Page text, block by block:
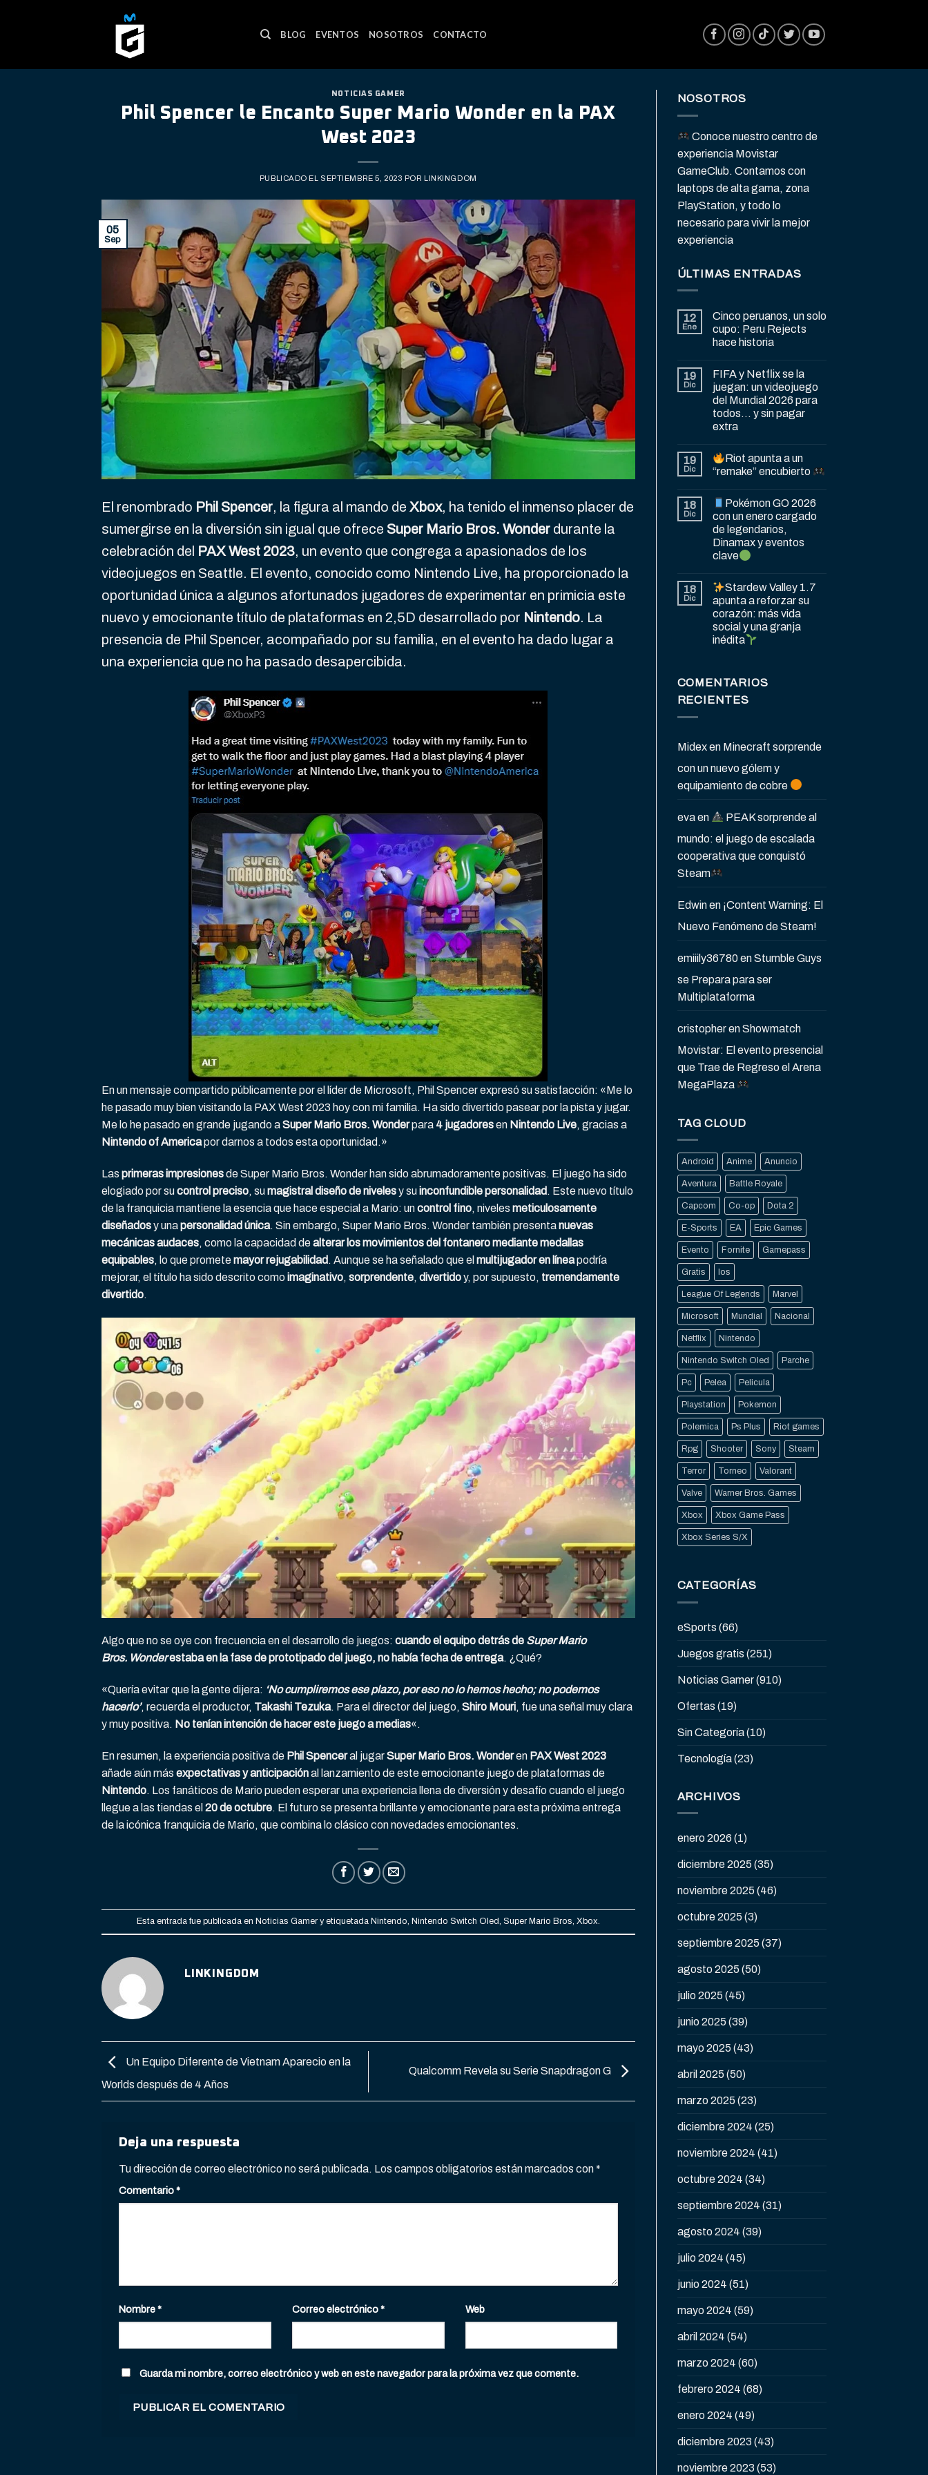
BLOG EVENTOS NOSOTROS CONTACTO
NOTICIAS GAMER
Phil Spencer le Encanto Super Mario Wonder en la PAX
West 2023
PUBLICADO EL SEPTIEMBRE 5, 2023 POR LINKINGDOM
05
Sep
El renombrado Phil Spencer, la figura al mando de Xbox, ha tenido el inmenso placer de
sumergirse en la diversión sin igual que ofrece Super Mario Bros. Wonder durante la
celebración del PAX West 2023, un evento que congrega a apasionados de los
videojuegos en Seattle. El evento, conocido como Nintendo Live, ha proporcionado la
oportunidad única a algunos afortunados jugadores de experimentar en primicia este
nuevo y emocionante título de plataformas en 2,5D desarrollado por Nintendo. La
presencia de Phil Spencer, acompañado por su familia, en el evento ha dado lugar a
una experiencia que no ha pasado desapercibida.
En un mensaje compartido públicamente por el líder de Microsoft, Phil Spencer expresó su satisfacción: «Me lo
he pasado muy bien visitando la PAX West 2023 hoy con mi familia. Ha sido divertido pasear por la pista y jugar.
Me lo he pasado en grande jugando aSuper Mario Bros. Wonderpara 4 jugadoresen Nintendo Live, gracias a
Nintendo of Americapor darnos a todos esta oportunidad.»
Las primeras impresionesde Super Mario Bros. Wonder han sido abrumadoramente positivas. El juego ha sido
elogiado por sucontrol preciso, sumagistral diseño de nivelesy suinconfundible personalidad . Este nuevo título
de la franquicia mantiene la esencia que hace especial a Mario: uncontrol fino, niveles meticulosamente
diseñadosy unapersonalidad única. Sin embargo, Super Mario Bros. Wonder también presentanuevas
mecánicas audaces, como la capacidad dealterar los movimientos del fontanero mediante medallas
equipables, lo que prometemayor rejugabilidad . Aunque se ha señalado que el multijugador en líneapodría
mejorar, el título ha sido descrito comoimaginativo, sorprendente, divertidoy, por supuesto, tremendamente
divertido.
Algo que no se oye con frecuencia en el desarrollo de juegos: cuando el equipo detrás de Super Mario
Bros. Wonderestaba en la fase de prototipado del juego, no había fecha de entrega. ¿Qué?
«Quería evitar que la gente dijera: ‘No cumpliremos ese plazo, por eso no lo hemos hecho; no podemos
hacerlo’, recuerda el productor, Takashi Tezuka. Para el director del juego, Shiro Mouri, fue una señal muy clara
y muy positiva. No tenían intención de hacer este juego a medias«.
En resumen, la experiencia positiva de Phil Spenceral jugarSuper Mario Bros. Wonderen PAX West 2023
añade aún más expectativas y anticipaciónal lanzamiento de este emocionante juego de plataformas de
Nintendo. Los fanáticos de Mario pueden esperar una experiencia llena de diversión y desafío cuando el juego
llegue a las tiendas el 20 de octubre. El futuro se presenta brillante y emocionante para esta próxima entrega
de la icónica franquicia de Mario, que combina lo clásico con novedades emocionantes.
Esta entrada fue publicada en Noticias Gamery etiquetada Nintendo, Nintendo Switch Oled, Super Mario Bros, Xbox.
LINKINGDOM
Un Equipo Diferente de Vietnam Aparecio en la
Worlds después de 4 Años
Qualcomm Revela su Serie Snapdragon G
Deja una respuesta
Tu dirección de correo electrónico no será publicada. Los campos obligatorios están marcados con*
Comentario*
Nombre* Correo electrónico* Web
Guarda mi nombre, correo electrónico y web en este navegador para la próxima vez que comente.
NOSOTROS
Conoce nuestro centro de
experiencia Movistar
GameClub. Contamos con
laptops de alta gama, zona
PlayStation, y todo lo
necesario para vivir la mejor
experiencia
ÚLTIMAS ENTRADAS
12
Ene
Cinco peruanos, un solo
cupo: Peru Rejects
hace historia
19
Dic
FIFA y Netflix se la
juegan: un videojuego
del Mundial 2026 para
todos… y sin pagar
extra
19
Dic
Riot apunta a un
“remake” encubierto
18
Dic
Pokémon GO 2026
con un enero cargado
de legendarios,
Dinamax y eventos
clave
18
Dic
Stardew Valley 1.7
apunta a reforzar su
corazón: más vida
social y una granja
inédita
COMENTARIOS
RECIENTES
Midexen Minecraft sorprende
con un nuevo gólem y
equipamiento de cobre
evaen
PEAK sorprende al
mundo: el juego de escalada
cooperativa que conquistó
Steam
Edwinen ¡Content Warning: El
Nuevo Fenómeno de Steam!
emiiily36780enStumble Guys
se Prepara para ser
Multiplataforma
cristopherenShowmatch
Movistar: El evento presencial
que Trae de Regreso el Arena
MegaPlaza
TAG CLOUD
Android Anime Anuncio
Aventura Battle Royale
Capcom Co-op Dota 2
E-Sports EA Epic Games
Evento Fornite Gamepass
Gratis Ios
League Of Legends Marvel
Microsoft Mundial Nacional
Netflix Nintendo
Nintendo Switch Oled Parche
Pc Pelea Pelicula
Playstation Pokemon
Polemica Ps Plus Riot games
Rpg Shooter Sony Steam
Terror Torneo Valorant
Valve Warner Bros. Games
Xbox Xbox Game Pass
Xbox Series S/X
CATEGORÍAS
eSports (66)
Juegos gratis (251)
Noticias Gamer(910)
Ofertas (19)
Sin Categoría(10)
Tecnología(23)
ARCHIVOS
enero 2026 (1)
diciembre 2025 (35)
noviembre 2025 (46)
octubre 2025 (3)
septiembre 2025 (37)
agosto 2025 (50)
julio 2025 (45)
junio 2025 (39)
mayo 2025 (43)
abril 2025 (50)
marzo 2025 (23)
diciembre 2024 (25)
noviembre 2024 (41)
octubre 2024 (34)
septiembre 2024 (31)
agosto 2024 (39)
julio 2024 (45)
junio 2024 (51)
mayo 2024 (59)
abril 2024 (54)
marzo 2024 (60)
febrero 2024 (68)
enero 2024 (49)
diciembre 2023 (43)
noviembre 2023 (53)